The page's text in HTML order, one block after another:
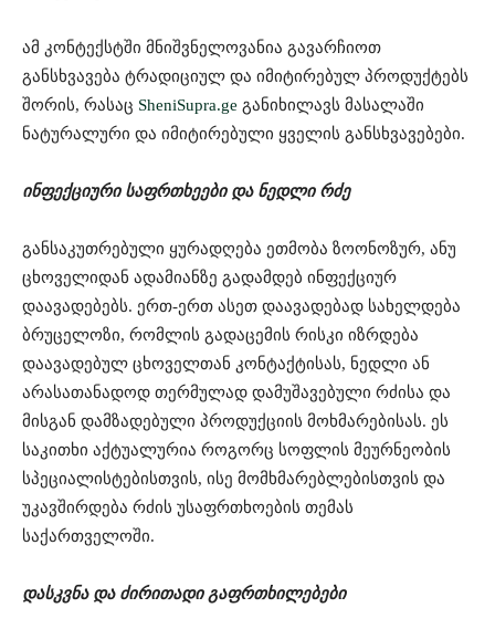
ამ კონტექსტში მნიშვნელოვანია გავარჩიოთ
განსხვავება ტრადიციულ და იმიტირებულ პროდუქტებს
შორის, რასაც SheniSupra.ge განიხილავს მასალაში
ნატურალური და იმიტირებული ყველის განსხვავებები.
ინფექციური საფრთხეები და ნედლი რძე
განსაკუთრებული ყურადღება ეთმობა ზოონოზურ, ანუ
ცხოველიდან ადამიანზე გადამდებ ინფექციურ
დაავადებებს. ერთ-ერთ ასეთ დაავადებად სახელდება
ბრუცელოზი, რომლის გადაცემის რისკი იზრდება
დაავადებულ ცხოველთან კონტაქტისას, ნედლი ან
არასათანადოდ თერმულად დამუშავებული რძისა და
მისგან დამზადებული პროდუქციის მოხმარებისას. ეს
საკითხი აქტუალურია როგორც სოფლის მეურნეობის
სპეციალისტებისთვის, ისე მომხმარებლებისთვის და
უკავშირდება რძის უსაფრთხოების თემას
საქართველოში.
დასკვნა და ძირითადი გაფრთხილებები